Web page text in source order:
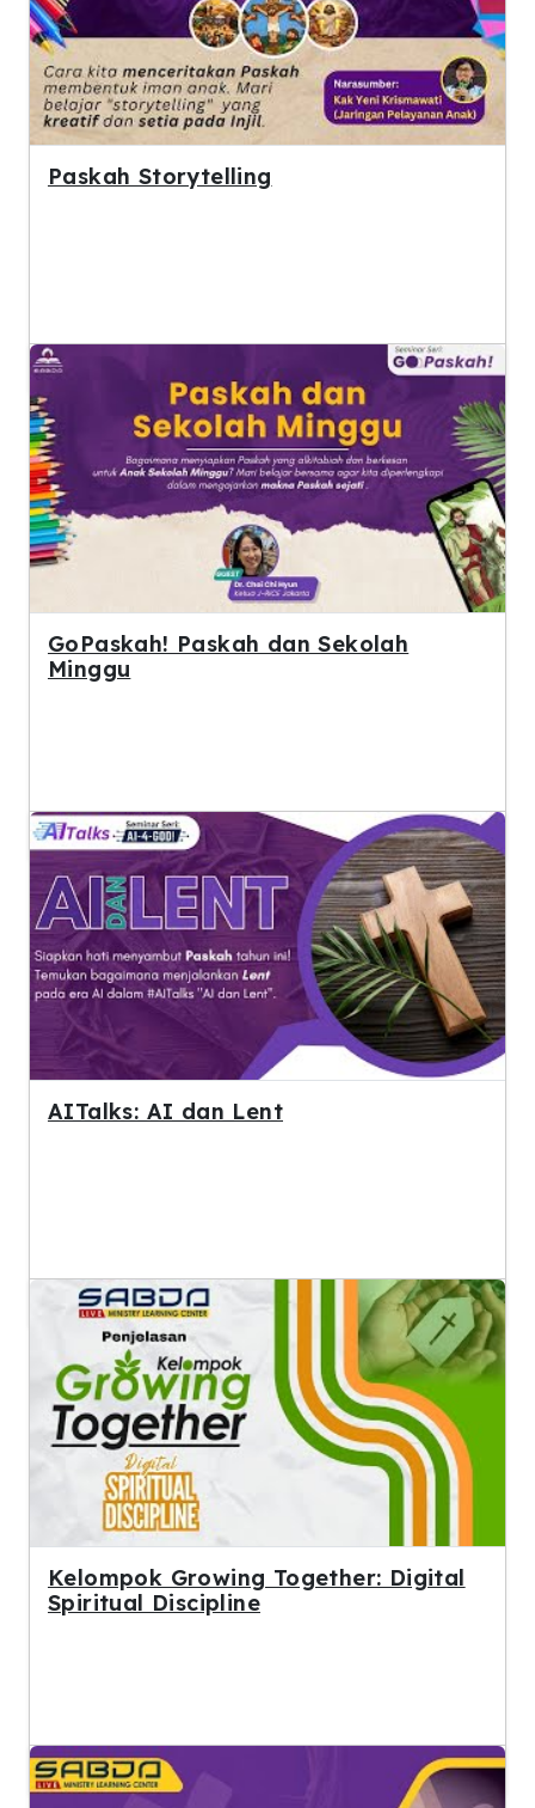
Paskah Storytelling
GoPaskah! Paskah dan Sekolah
Minggu
AITalks: AI dan Lent
Kelompok Growing Together: Digital
Spiritual Discipline